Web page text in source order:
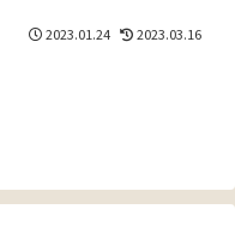
2023.01.24 2023.03.16